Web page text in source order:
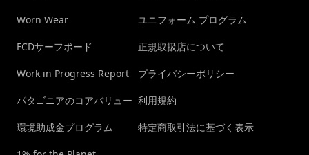
Worn Wear
FCDサーフボード
Work in Progress Report
パタゴニアのコアバリュー
環境助成金プログラム
ユニフォーム プログラム
正規取扱店について
プライバシーポリシー
利用規約
特定商取引法に基づく表示